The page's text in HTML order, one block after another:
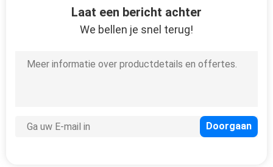
In water oplosbare
Laat een bericht achter
We bellen je snel terug!